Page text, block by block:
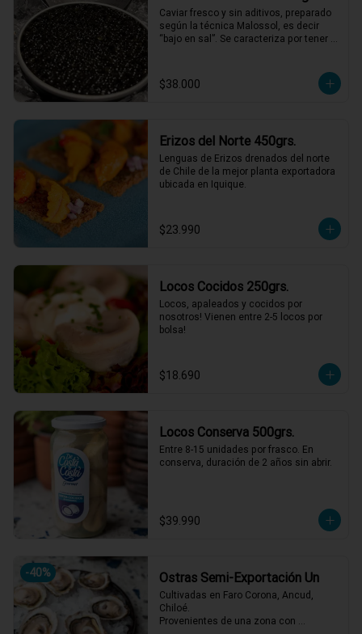
Caviar fresco y sin aditivos, preparado
según la técnica Malossol, es decir
“bajo en sal”. Se caracteriza por tener
marinos, con matices únicos para cada
cosecha. De calibre entre 2,7 y 3,1 mm,
$38.000
Erizos del Norte 450grs.
Lenguas de Erizos drenados del norte
de Chile de la mejor planta exportadora
ubicada en Iquique.
$23.990
Locos Cocidos 250grs.
Locos, apaleados y cocidos por
nosotros! Vienen entre 2-5 locos por
bolsa!
$18.690
Locos Conserva 500grs.
Entre 8-15 unidades por frasco. En
conserva, duración de 2 años sin abrir.
$39.990
-40% Ostras Semi-Exportación Un
Cultivadas en Faro Corona, Ancud,
Chiloé.
Provenientes de una zona con